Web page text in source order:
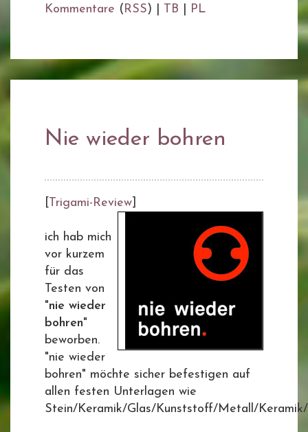
Kommentare (RSS) | TB PL
Nie wieder bohren
[Trigami-Review]
ich hab mich
vor kurzem
für das
Testen von
"nie wieder
bohren"
beworben.
"nie wieder
bohren" möchte sicher befestigen auf
allen festen Unterlagen wie
Stein/Keramik/Glas/Kunststoff/Metall/